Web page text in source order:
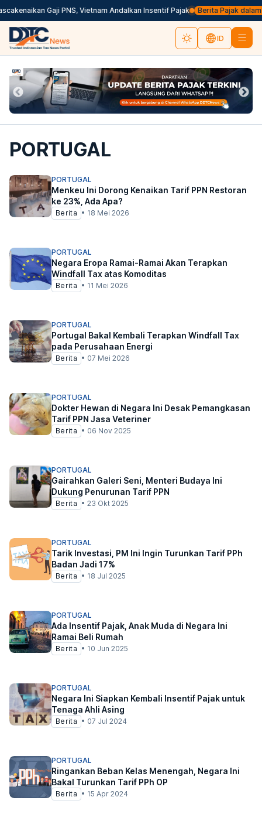
Gaji PNS, Vietnam Andalkan Insentif Pajak Berita Pajak dalam
ID
PORTUGAL
PORTUGAL
Menkeu Ini Dorong Kenaikan Tarif PPN Restoran
ke 23%, Ada Apa?
Berita • 18 Mei 2026
PORTUGAL
Negara Eropa Ramai-Ramai Akan Terapkan
Windfall Tax atas Komoditas
Berita • 11 Mei 2026
PORTUGAL
Portugal Bakal Kembali Terapkan Windfall Tax
pada Perusahaan Energi
Berita • 07 Mei 2026
PORTUGAL
Dokter Hewan di Negara Ini Desak Pemangkasan
Tarif PPN Jasa Veteriner
Berita • 06 Nov 2025
PORTUGAL
Gairahkan Galeri Seni, Menteri Budaya Ini
Dukung Penurunan Tarif PPN
Berita • 23 Okt 2025
PORTUGAL
Tarik Investasi, PM Ini Ingin Turunkan Tarif PPh
Badan Jadi 17%
Berita • 18 Jul 2025
PORTUGAL
Ada Insentif Pajak, Anak Muda di Negara Ini
Ramai Beli Rumah
Berita • 10 Jun 2025
PORTUGAL
Negara Ini Siapkan Kembali Insentif Pajak untuk
Tenaga Ahli Asing
Berita • 07 Jul 2024
PORTUGAL
Ringankan Beban Kelas Menengah, Negara Ini
Bakal Turunkan Tarif PPh OP
Berita • 15 Apr 2024